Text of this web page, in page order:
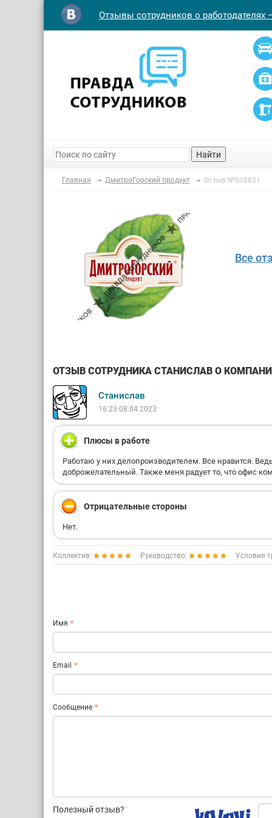
Отзывы сотрудников о
Найти
Главная ДмитроГорский продукт Отзыв №538851
Все
ОТЗЫВ СОТРУДНИКА СТАНИСЛАВ О
Станислав
16:23 08.04.2023
Плюсы в работе
Работаю у них делопроизводителем. Все нравится.
доброжелательный. Также меня радует то, что офис
Отрицательные стороны
Нет.
Коллектив: Руководство: Условия
Имя
Email
Сообщение
Полезный отзыв?